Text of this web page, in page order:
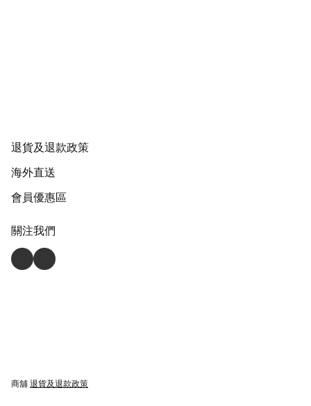
退貨及退款政策
海外直送
會員優惠區
關注我們
商舖 退貨及退款政策